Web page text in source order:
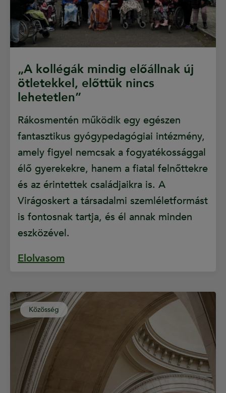
„A kollégák mindig előállnak új
ötletekkel, előttük nincs
lehetetlen”
Rákosmentén működik egy egészen
fantasztikus gyógypedagógiai intézmény,
amely figyel nemcsak a fogyatékossággal
élő gyerekekre, hanem a fiatal felnőttekre
és az érintettek családjaikra is. A
Virágoskert a társadalmi szemléletformást
is fontosnak tartja, és él annak minden
eszközével.
Elolvasom
Közösség